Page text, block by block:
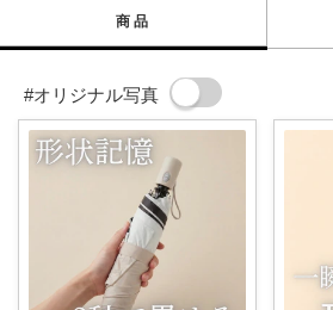
商品
#オリジナル写真